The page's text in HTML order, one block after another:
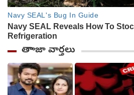
తాాజా వార్తలు